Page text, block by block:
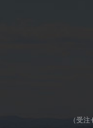
（受